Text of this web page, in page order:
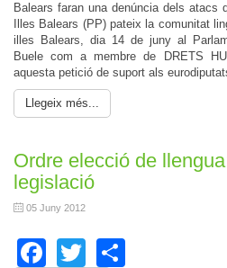
Balears faran una denúncia dels atacs
Illes Balears (PP) pateix la comunitat
illes Balears, dia 14 de juny al
Buele com a membre de DRETS
aquesta petició de suport als
Llegeix més...
Ordre elecció de
legislació
05 Juny 2012
Facebook
Twitter